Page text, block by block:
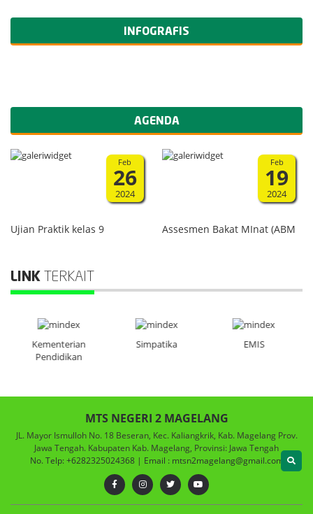
INFOGRAFIS
AGENDA
Feb
26
2024
Ujian Praktik kelas 9
Feb
19
2024
Assesmen Bakat MInat (ABM
LINK TERKAIT
Kementerian
Pendidikan
Simpatika EMIS
MTS NEGERI 2 MAGELANG
JL. Mayor Ismulloh No. 18 Beseran, Kec. Kaliangkrik, Kab. Magelang Prov.
Jawa Tengah. Kabupaten Kab. Magelang, Provinsi: Jawa Tengah
No. Telp: +6282325024368 | Email : mtsn2magelang@gmail.com